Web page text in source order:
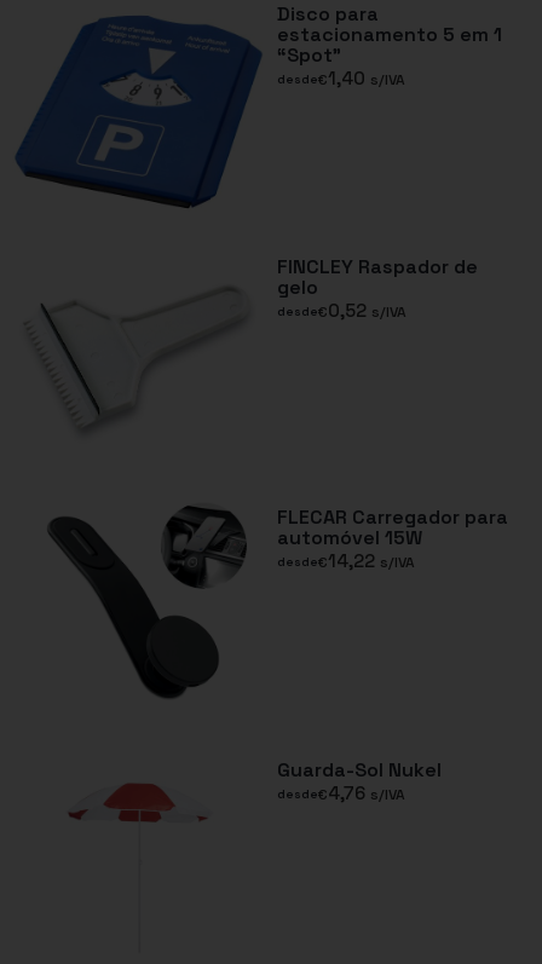
Disco para
estacionamento 5 em 1
“Spot”
desde€1,40 s/IVA
FINCLEY Raspador de
gelo
desde€0,52 s/IVA
FLECAR Carregador para
automóvel 15W
desde€14,22 s/IVA
Guarda-Sol Nukel
desde€4,76 s/IVA